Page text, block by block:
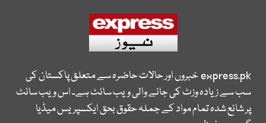
express.pkخبروں اور حالات حاضرہ سے متعلق پاکستان کی
سب سے زیادہ وزٹ کی جانے والی ویب سائٹ ہے۔ اس ویب سائٹ
پر شائع شدہ تمام مواد کے جملہ حقوق بحق ایکسپریس میڈیا